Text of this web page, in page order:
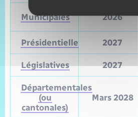
Municipales 2026
Présidentielle 2027
Législatives 2027
Départementales
(ou
cantonales)
Mars 2028